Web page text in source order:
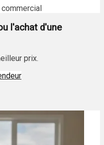
l'achat d'une
prix.